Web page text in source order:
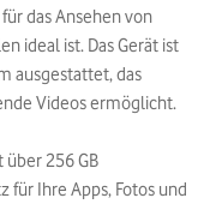
das Ansehen von
ideal ist. Das Gerät ist
ausgestattet, das
Videos ermöglicht.
über 256 GB
für Ihre Apps, Fotos und